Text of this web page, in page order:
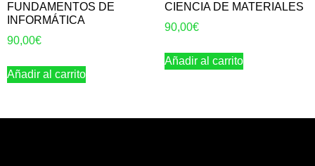
FUNDAMENTOS DE
INFORMÁTICA
90,00€
Añadir al carrito
CIENCIA DE MATERIALES
90,00€
Añadir al carrito